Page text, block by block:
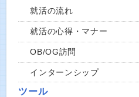
就活の流れ
就活の心得・マナー
OB/OG訪問
インターンシップ
ツール